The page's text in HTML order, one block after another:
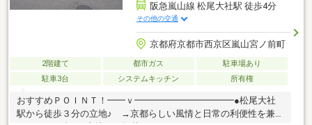
阪急嵐山線 松尾大社駅 徒歩4分
その他の交通
京都府京都市西京区嵐山宮ノ前町
2階建て 都市ガス
駐車場あり
駐車3台
システムキッチン 所有権
おすすめＰＯＩＮＴ！━━ｖ━━━━━━━━━━━●松尾大社
駅から徒歩３分の立地♪ →京都らしい風情と日常の利便性を兼ね